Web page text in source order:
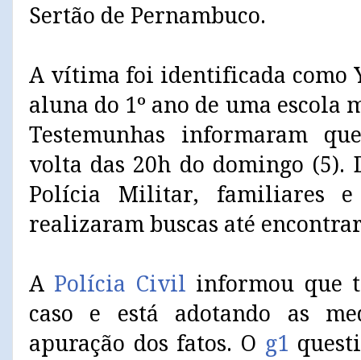
Sertão de Pernambuco.
A vítima foi identificada como
aluna do 1º ano de uma
Testemunhas informaram
volta das 20h do domingo (5).
Polícia Militar, familiares e
realizaram buscas até
A Polícia Civil informou que
caso e está adotando as
apuração dos fatos. O g1